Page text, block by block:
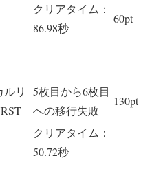
クリアタイム：
86.98秒
60pt
リ
5枚目から6枚目
への移行失敗
130pt
クリアタイム：
50.72秒